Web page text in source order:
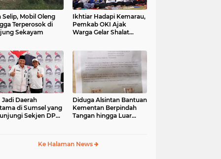
Selip, Mobil Oleng
Terperosok di
Sekayam
Ikhtiar Hadapi Kemarau,
Pemkab OKI Ajak
Warga Gelar Shalat
Jadi Daerah
di Sumsel yang
Sekjen DPP
Diduga Alsintan Bantuan
Kementan Berpindah
Tangan hingga Luar
Ke Halaman News